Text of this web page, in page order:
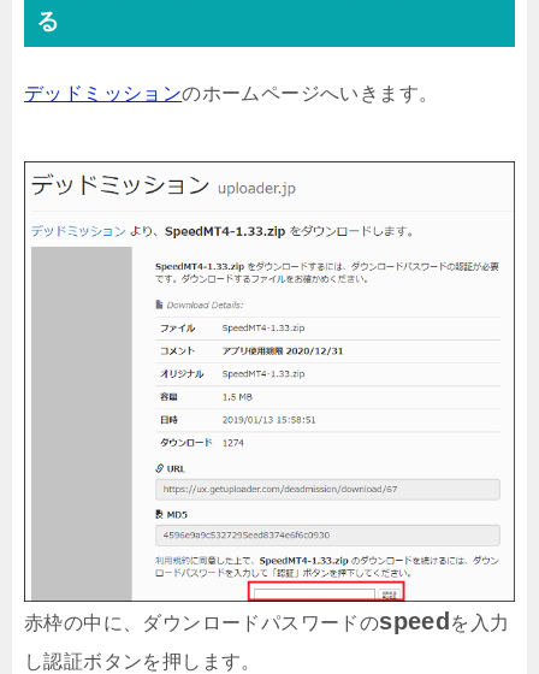
る
デッドミッションのホームページへいきます。
赤枠の中に、ダウンロードパスワードのspeed を入力
し認証ボタンを押します。